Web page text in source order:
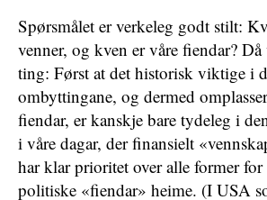
Spørsmålet er verkeleg godt stilt:
venner, og kven er våre fiendar?
ting: Først at det historisk viktige i
ombyttingane, og dermed
fiendar, er kanskje bare tydeleg i
i våre dagar, der finansielt
har klar prioritet over alle former
politiske «fiendar» heime. (I USA